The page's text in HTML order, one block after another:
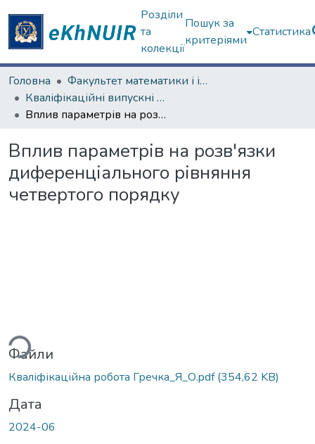
Розділи
та
колекції
Пошук за
критеріями
Статистика
Головна
Факультет математики і інформатики
Кваліфікаційні випускні роботи бакалаврів. Факультет математики і інформатики
Вплив параметрів на розв'язки диференціального рівняння четвертого порядку
Вплив параметрів на розв'язки
диференціального рівняння
четвертого порядку
Файли
Кваліфікаційна робота Гречка_Я_О.pdf(354,62 KB)
Дата
2024-06